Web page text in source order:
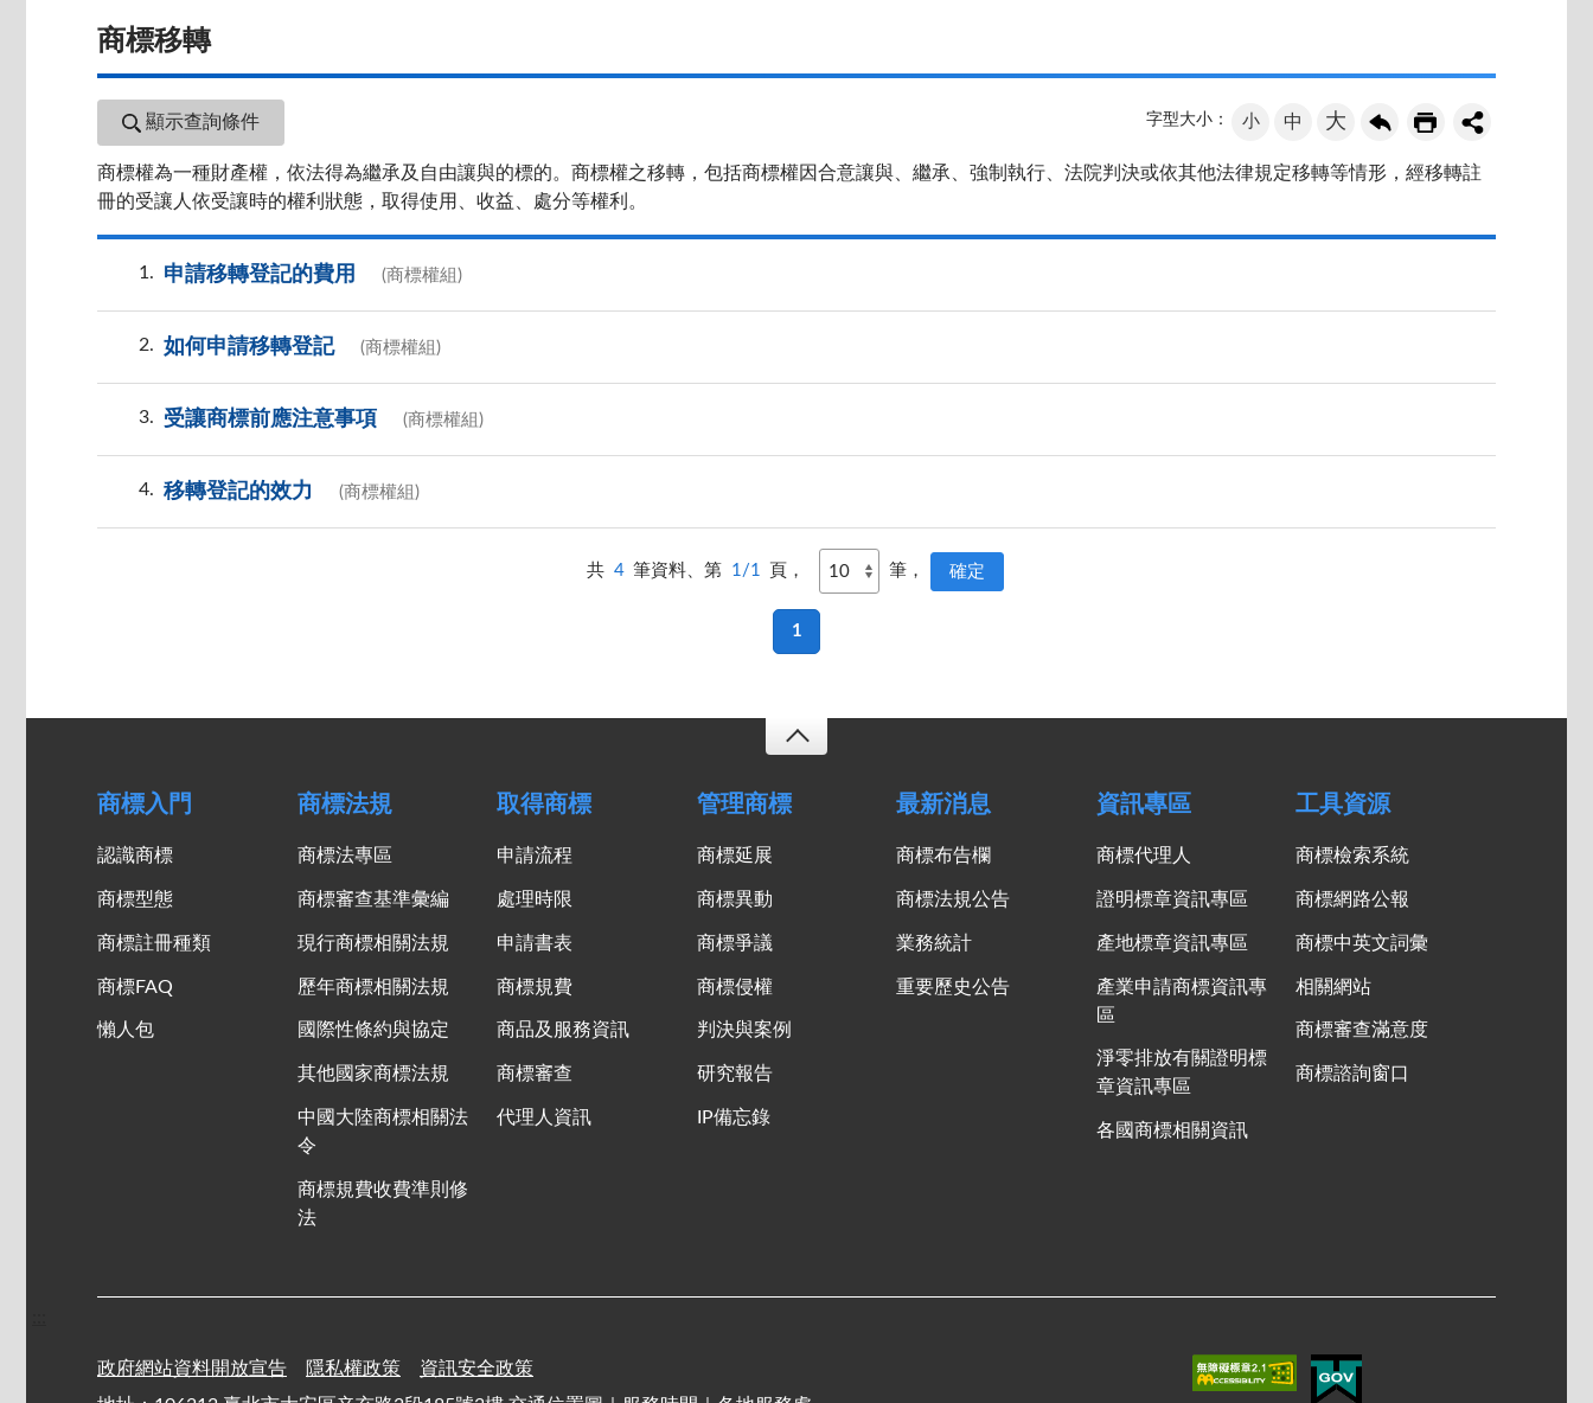
商標移轉
顯示查詢條件 字型大小： 小 中 大
商標權為一種財產權，依法得為繼承及自由讓與的標的。商標權之移轉，包括商標權因合意讓與、繼承、強制執行、法院判決或依其他法律規定移轉等情形，經移轉註
冊的受讓人依受讓時的權利狀態，取得使用、收益、處分等權利。
1 申請移轉登記的費用 (商標權組)
2 如何申請移轉登記 (商標權組)
3 受讓商標前應注意事項 (商標權組)
4 移轉登記的效力 (商標權組)
共 4 筆資料、第 1/1 頁， 筆，
1
商標入門
認識商標
商標型態
商標註冊種類
商標FAQ
懶人包
商標法規
商標法專區
商標審查基準彙編
現行商標相關法規
歷年商標相關法規
國際性條約與協定
其他國家商標法規
中國大陸商標相關法
令
商標規費收費準則修
法
取得商標
申請流程
處理時限
申請書表
商標規費
商品及服務資訊
商標審查
代理人資訊
管理商標
商標延展
商標異動
商標爭議
商標侵權
判決與案例
研究報告
IP備忘錄
最新消息
商標布告欄
商標法規公告
業務統計
重要歷史公告
資訊專區
商標代理人
證明標章資訊專區
產地標章資訊專區
產業申請商標資訊專
區
淨零排放有關證明標
章資訊專區
各國商標相關資訊
工具資源
商標檢索系統
商標網路公報
商標中英文詞彙
相關網站
商標審查滿意度
商標諮詢窗口
政府網站資料開放宣告 隱私權政策
資訊安全政策